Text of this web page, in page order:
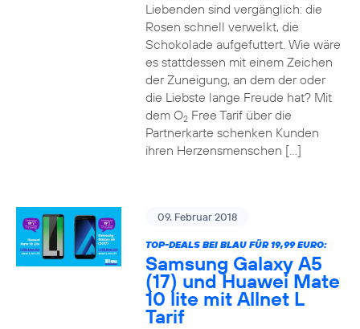
Liebenden sind vergänglich: die
Rosen schnell verwelkt, die
Schokolade aufgefuttert. Wie wäre
es stattdessen mit einem Zeichen
der Zuneigung, an dem der oder
die Liebste lange Freude hat? Mit
dem O2Free Tarif über die
Partnerkarte schenken Kunden
ihren Herzensmenschen […]
09. Februar 2018
TOP-DEALS BEI BLAU FÜR 19,99 EURO:
Samsung Galaxy A5
(17) und Huawei Mate
10 lite mit Allnet L
Tarif